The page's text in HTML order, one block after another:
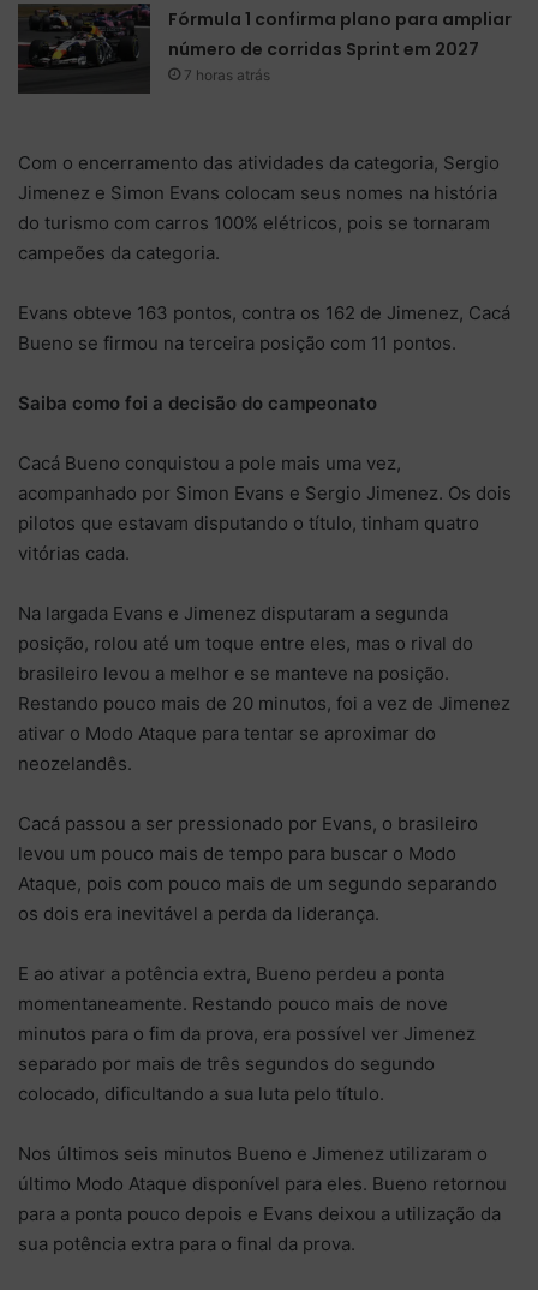
Fórmula 1 confirma plano para ampliar
número de corridas Sprint em 2027
7 horas atrás
Com o encerramento das atividades da categoria, Sergio
Jimenez e Simon Evans colocam seus nomes na história
do turismo com carros 100% elétricos, pois se tornaram
campeões da categoria.
Evans obteve 163 pontos, contra os 162 de Jimenez, Cacá
Bueno se firmou na terceira posição com 11 pontos.
Saiba como foi a decisão do campeonato
Cacá Bueno conquistou a pole mais uma vez,
acompanhado por Simon Evans e Sergio Jimenez. Os dois
pilotos que estavam disputando o título, tinham quatro
vitórias cada.
Na largada Evans e Jimenez disputaram a segunda
posição, rolou até um toque entre eles, mas o rival do
brasileiro levou a melhor e se manteve na posição.
Restando pouco mais de 20 minutos, foi a vez de Jimenez
ativar o Modo Ataque para tentar se aproximar do
neozelandês.
Cacá passou a ser pressionado por Evans, o brasileiro
levou um pouco mais de tempo para buscar o Modo
Ataque, pois com pouco mais de um segundo separando
os dois era inevitável a perda da liderança.
E ao ativar a potência extra, Bueno perdeu a ponta
momentaneamente. Restando pouco mais de nove
minutos para o fim da prova, era possível ver Jimenez
separado por mais de três segundos do segundo
colocado, dificultando a sua luta pelo título.
Nos últimos seis minutos Bueno e Jimenez utilizaram o
último Modo Ataque disponível para eles. Bueno retornou
para a ponta pouco depois e Evans deixou a utilização da
sua potência extra para o final da prova.